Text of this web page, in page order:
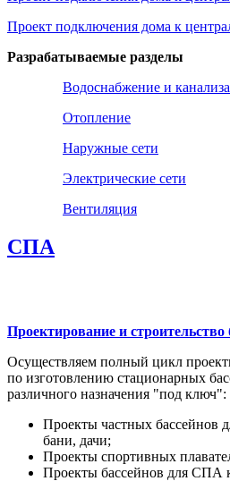
Проект подключения дома к
Разрабатываемые разделы
Водоснабжение и
Отопление
Наружные сети
Электрические сети
Вентиляция
СПА
Проектирование и строительство
Осуществляем полный цикл
по изготовлению стационарных
различного назначения "под ключ":
Проекты частных бассейнов
бани, дачи;
Проекты спортивных
Проекты бассейнов для СПА